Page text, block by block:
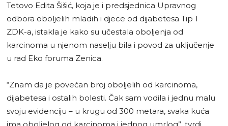
Tetovo Edita Šišić, koja je i predsjednica Upravnog
odbora oboljelih mladih i djece od dijabetesa Tip 1
ZDK-a, istakla je kako su učestala oboljenja od
karcinoma u njenom naselju bila i povod za uključenje
u rad Eko foruma Zenica.
“Znam da je povećan broj oboljelih od karcinoma,
dijabetesa i ostalih bolesti. Čak sam vodila i jednu malu
svoju evidenciju – u krugu od 300 metara, svaka kuća